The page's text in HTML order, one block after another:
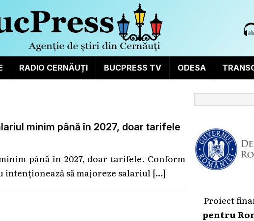
RADIO CERNĂUȚI BUCPRESS TV ODESA
minim până în 2027, doar tarifele
până în 2027, doar tarifele. Conform
intenționează să majoreze salariul […]
Proiect
pentru